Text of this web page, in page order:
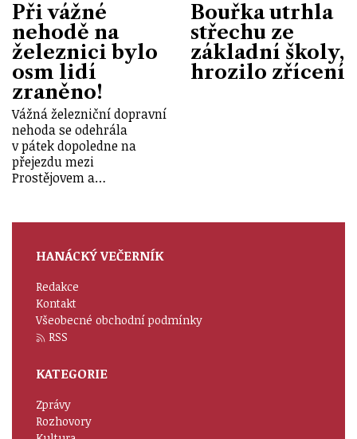
Při vážné
nehodě na
železnici bylo
osm lidí
zraněno!
Vážná železniční dopravní
nehoda se odehrála
v pátek dopoledne na
přejezdu mezi
Prostějovem a…
Bouřka utrhla
střechu ze
základní školy,
hrozilo zřícení
HANÁCKÝ VEČERNÍK
Redakce
Kontakt
Všeobecné obchodní podmínky
RSS
KATEGORIE
Zprávy
Rozhovory